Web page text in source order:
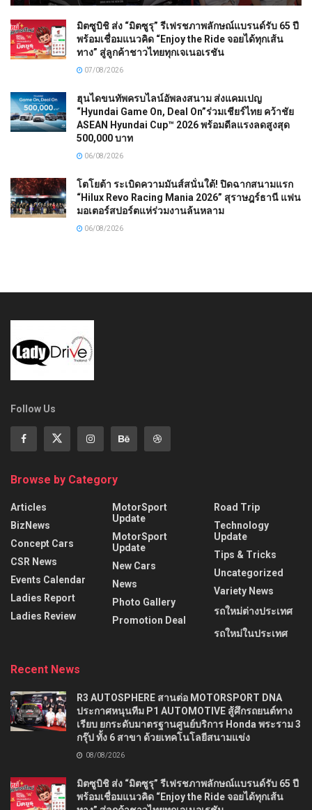
มิตซูบิชิ ส่ง “มิตซูรุ” รีเฟรชภาพลักษณ์แบรนด์รับ 65 ปี
พร้อมเชื่อมแนวคิด “Enjoy the Ride จอยได้ทุกเส้น
ทาง” สู่ลูกค้าชาวไทยทุกเจเนอเรชัน
07/08/2026
ฮุนไดขนทัพครบไลน์อัพลงสนาม ส่งแคมเปญ
“Hyundai Game On, Deal On”ร่วมเชียร์ไทย คว้าชัย
ASEAN Hyundai Cup™ 2026 พร้อมดีลแรงลดสูงสุด
500,000 บาท
06/08/2026
โตโยต้า ระเบิดความมันส์สนั่นใต้! ปิดฉากสนามแรก
“Hilux Revo Racing Mania 2026” สุราษฎร์ธานี แฟน
มอเตอร์สปอร์ตแห่ร่วมงานล้นหลาม
06/08/2026
Follow Us
Browse by Category
Articles
BizNews
Concept Cars
CSR News
Events Calendar
Ladies Report
Ladies Review
MotorSport
Update
MotorSport
Update
New Cars
News
Photo Gallery
Promotion Deal
Road Trip
Technology
Update
Tips & Tricks
Uncategorized
Variety News
รถใหม่ต่างประเทศ
รถใหม่ในประเทศ
Recent News
R3 AUTOSPHERE สานต่อ MOTORSPORT DNA
ประกาศหนุนทีม P1 AUTOMOTIVE สู้ศึกรถยนต์ทาง
เรียบ ยกระดับมาตรฐานศูนย์บริการ Honda พระราม 3
กรุ๊ป ทั้ง 6 สาขา ด้วยเทคโนโลยีสนามแข่ง
08/08/2026
มิตซูบิชิ ส่ง “มิตซูรุ” รีเฟรชภาพลักษณ์แบรนด์รับ 65 ปี
พร้อมเชื่อมแนวคิด “Enjoy the Ride จอยได้ทุกเส้น